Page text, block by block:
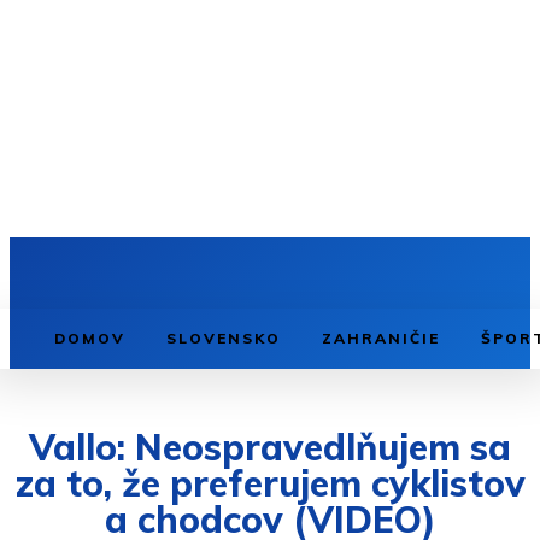
DOMOV SLOVENSKO ZAHRANIČIE
Vallo: Neospravedlňujem sa
za to, že preferujem cyklistov
a chodcov (VIDEO)